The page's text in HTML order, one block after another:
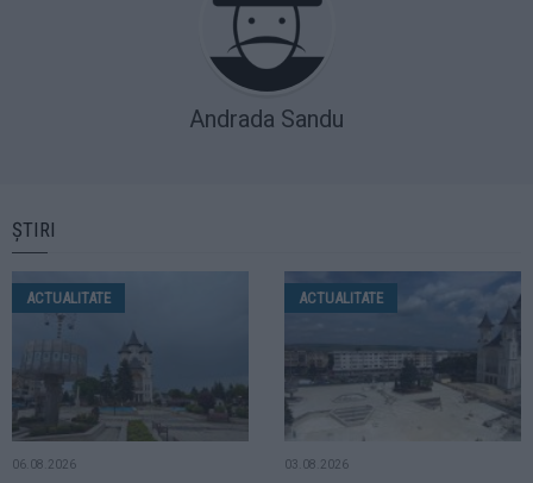
Andrada Sandu
ȘTIRI
ACTUALITATE
06.08.2026
ACTUALITATE
03.08.2026